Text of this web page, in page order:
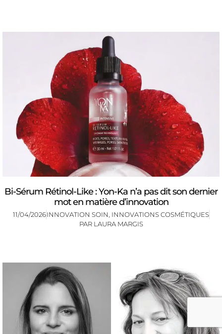
Bi-Sérum Rétinol-Like : Yon-Ka n’a pas dit son dernier
mot en matière d’innovation
11/04/2026INNOVATION SOIN INNOVATIONS COSMÉTIQUES
PAR LAURA MARGIS